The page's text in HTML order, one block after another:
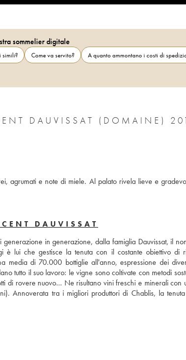
sommelier digitale
simili? Come va servito?
A quanto ammontano i costi di
DAUVISSAT (DOMAINE)
agrumati e note di miele. Al palato rivela lieve e
DAUVISSAT
in generazione, dalla famiglia Dauvissat, il
lui che gestisce la tenuta con il costante obiettivo di
media di 70.000 bottiglie all'anno, espressione dei
tutto il suo lavoro: le vigne sono coltivate con metodi
di rovere nuovo… Ne risultano vini freschi e minerali con
Annoverata tra i migliori produttori di Chablis, la